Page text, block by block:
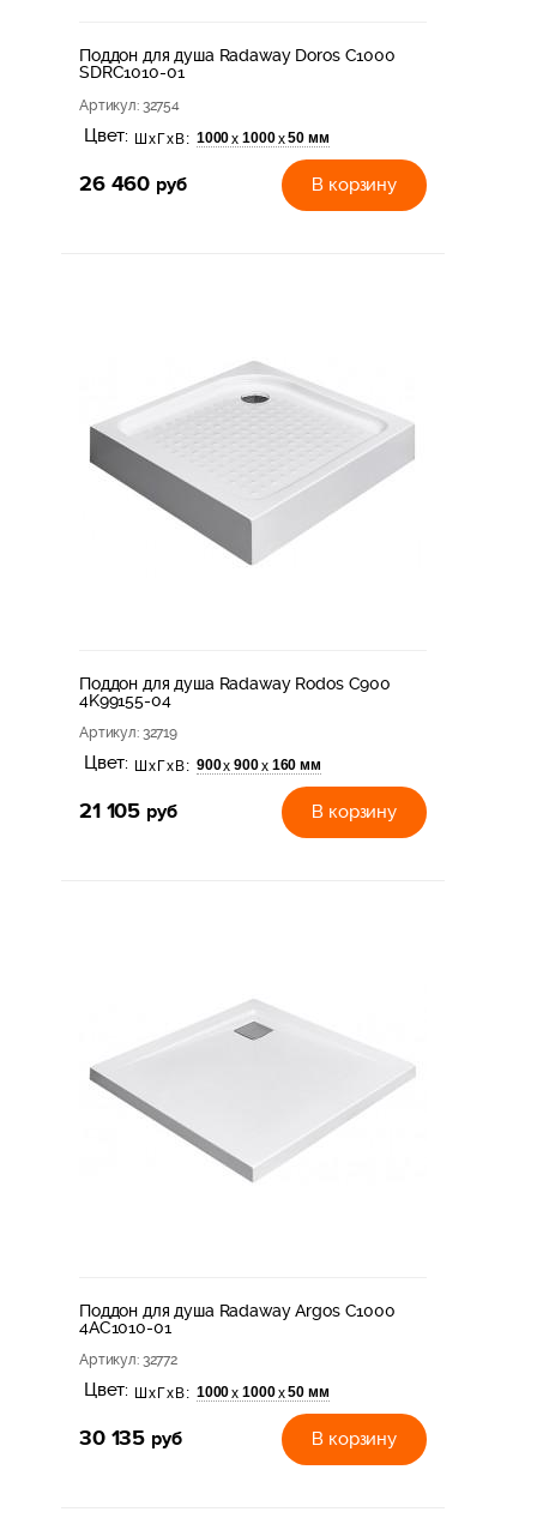
Поддон для душа Radaway Doros C1000
SDRC1010-01
Артикул: 32754
Цвет: ШхГхВ: 1000х 1000х 50 мм
26 460 руб В корзину
Поддон для душа Radaway Rodos C900
4K99155-04
Артикул: 32719
Цвет: ШхГхВ: 900х 900х 160 мм
21 105 руб В корзину
Поддон для душа Radaway Argos C1000
4AC1010-01
Артикул: 32772
Цвет: ШхГхВ: 1000х 1000х 50 мм
30 135 руб В корзину